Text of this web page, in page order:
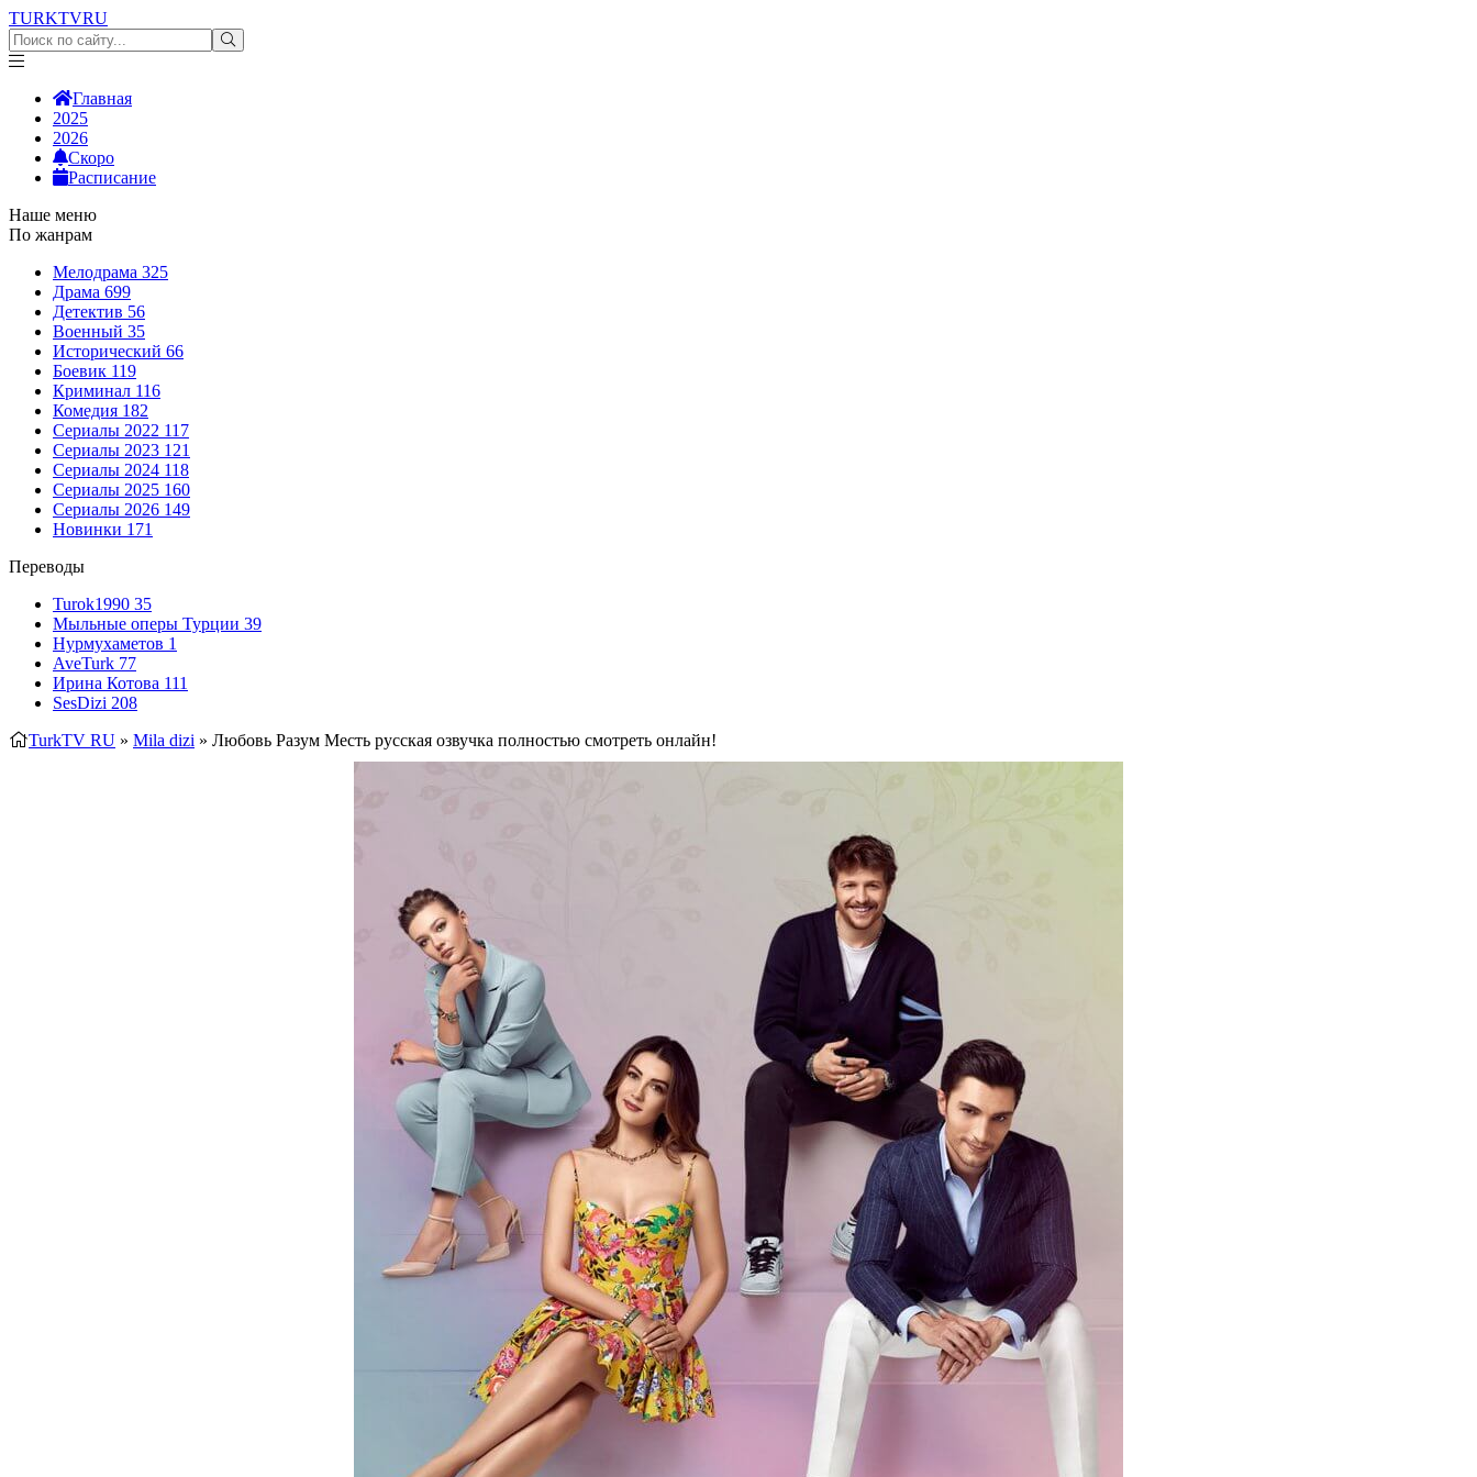
TURKTVRU
Главная
2025
2026
Скоро
Расписание
Наше меню
По жанрам
Мелодрама 325
Драма 699
Детектив 56
Военный 35
Исторический 66
Боевик 119
Криминал 116
Комедия 182
Сериалы 2022 117
Сериалы 2023 121
Сериалы 2024 118
Сериалы 2025 160
Сериалы 2026 149
Новинки 171
Переводы
Turok1990 35
Мыльные оперы Турции 39
Нурмухаметов 1
AveTurk 77
Ирина Котова 111
SesDizi 208
TurkTV RU » Mila dizi » Любовь Разум Месть русская озвучка полностью смотреть онлайн!